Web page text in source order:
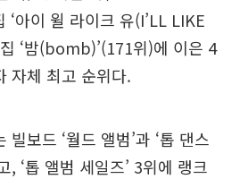
‘아이 윌 라이크 유(I’LL LIKE
‘밤(bomb)’(171위)에 이은 4
자체 최고 순위다.
빌보드 ‘월드 앨범’과 ‘톱 댄스
, ‘톱 앨범 세일즈’ 3위에 랭크